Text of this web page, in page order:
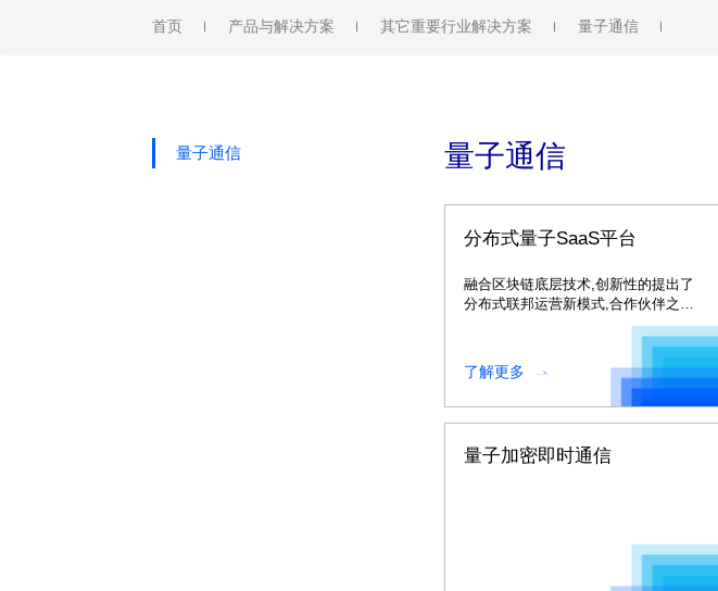
首页 产品与解决方案 其它重要行业解决方案 量子通信
量子通信
分布式量子SaaS平台
融合区块链底层技术,创新性的提出了
分布式联邦运营新模式,合作伙伴之间
透明运营,共同打造并繁荣量子应用生
了解更多
量子加密即时通信
量子通信